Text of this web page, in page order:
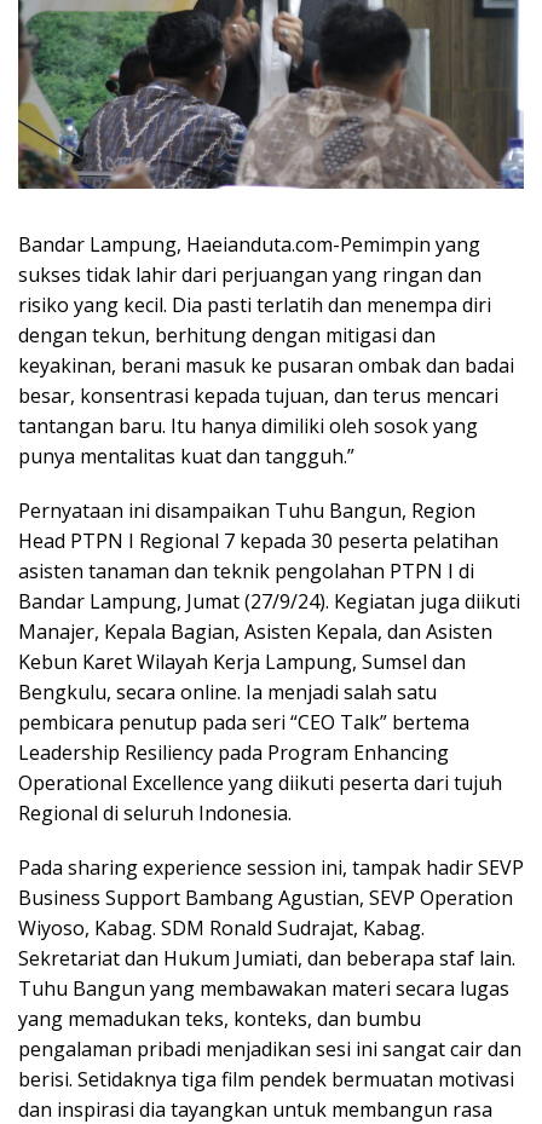
Bandar Lampung, Haeianduta.com-Pemimpin yang
sukses tidak lahir dari perjuangan yang ringan dan
risiko yang kecil. Dia pasti terlatih dan menempa diri
dengan tekun, berhitung dengan mitigasi dan
keyakinan, berani masuk ke pusaran ombak dan badai
besar, konsentrasi kepada tujuan, dan terus mencari
tantangan baru. Itu hanya dimiliki oleh sosok yang
punya mentalitas kuat dan tangguh.”
Pernyataan ini disampaikan Tuhu Bangun, Region
Head PTPN I Regional 7 kepada 30 peserta pelatihan
asisten tanaman dan teknik pengolahan PTPN I di
Bandar Lampung, Jumat (27/9/24). Kegiatan juga diikuti
Manajer, Kepala Bagian, Asisten Kepala, dan Asisten
Kebun Karet Wilayah Kerja Lampung, Sumsel dan
Bengkulu, secara online. Ia menjadi salah satu
pembicara penutup pada seri “CEO Talk” bertema
Leadership Resiliency pada Program Enhancing
Operational Excellence yang diikuti peserta dari tujuh
Regional di seluruh Indonesia.
Pada sharing experience session ini, tampak hadir SEVP
Business Support Bambang Agustian, SEVP Operation
Wiyoso, Kabag. SDM Ronald Sudrajat, Kabag.
Sekretariat dan Hukum Jumiati, dan beberapa staf lain.
Tuhu Bangun yang membawakan materi secara lugas
yang memadukan teks, konteks, dan bumbu
pengalaman pribadi menjadikan sesi ini sangat cair dan
berisi. Setidaknya tiga film pendek bermuatan motivasi
dan inspirasi dia tayangkan untuk membangun rasa